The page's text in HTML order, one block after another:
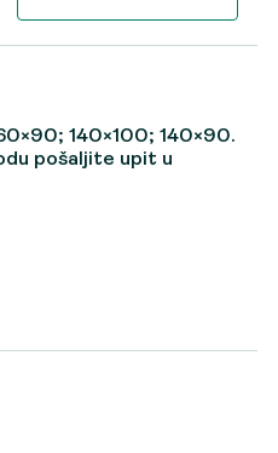
140×100; 140×90.
pošaljite upit u